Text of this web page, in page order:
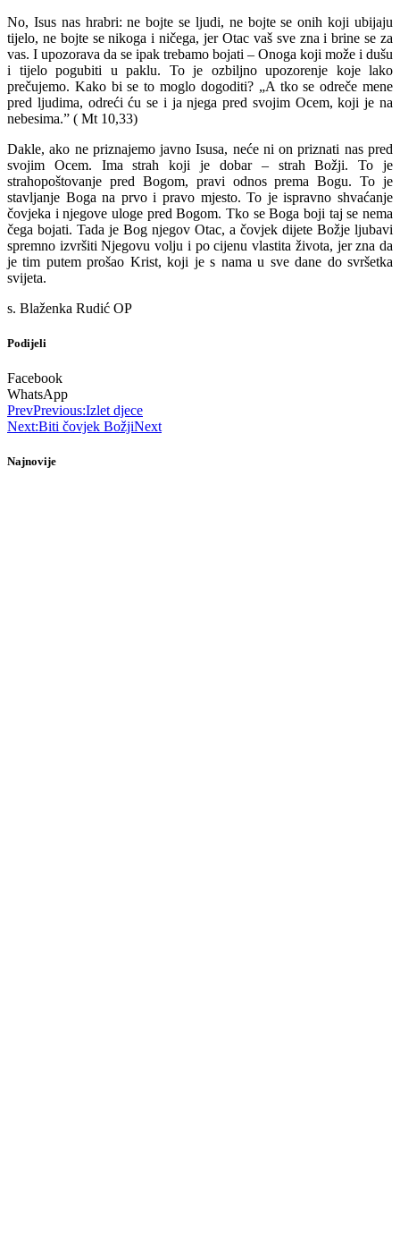
No, Isus nas hrabri: ne bojte se ljudi, ne bojte se onih koji ubijaju
tijelo, ne bojte se nikoga i ničega, jer Otac vaš sve zna i brine se za
vas. I upozorava da se ipak trebamo bojati – Onoga koji može i dušu
i tijelo pogubiti u paklu. To je ozbiljno upozorenje koje lako
prečujemo. Kako bi se to moglo dogoditi? „A tko se odreče mene
pred ljudima, odreći ću se i ja njega pred svojim Ocem, koji je na
nebesima.” ( Mt 10,33)
Dakle, ako ne priznajemo javno Isusa, neće ni on priznati nas pred
svojim Ocem. Ima strah koji je dobar – strah Božji. To je
strahopoštovanje pred Bogom, pravi odnos prema Bogu. To je
stavljanje Boga na prvo i pravo mjesto. To je ispravno shvaćanje
čovjeka i njegove uloge pred Bogom. Tko se Boga boji taj se nema
čega bojati. Tada je Bog njegov Otac, a čovjek dijete Božje ljubavi
spremno izvršiti Njegovu volju i po cijenu vlastita života, jer zna da
je tim putem prošao Krist, koji je s nama u sve dane do svršetka
svijeta.
s. Blaženka Rudić OP
Podijeli
Facebook
WhatsApp
PrevPrevious:Izlet djece
Next:Biti čovjek BožjiNext
Najnovije